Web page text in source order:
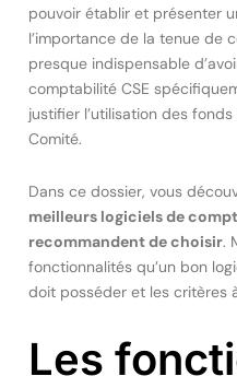
pouvoir établir et présenter
l’importance de la tenue de
presque indispensable
comptabilité CSE
justifier l’utilisation des
Comité.
Dans ce dossier, vous
meilleurs logiciels de
recommandent de choisir.
fonctionnalités qu’un bon
doit posséder et les critères
Les